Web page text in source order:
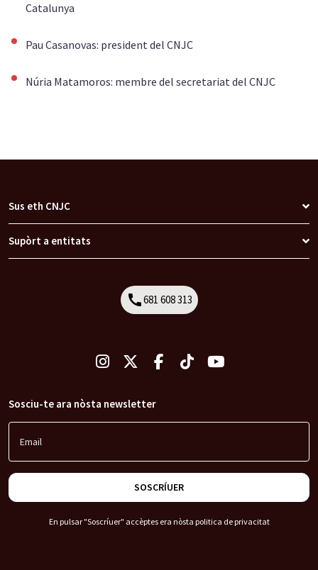
Catalunya
Pau Casanovas: president del CNJC
Núria Matamoros: membre del secretariat del CNJC
Sus eth CNJC
Supòrt a entitats
call Call
681 608 313
Sosciu-te ara nòsta newsletter
Email
SOSCRÍUER
En pulsar "Soscríuer" accèptes era nòsta politica de privacitat